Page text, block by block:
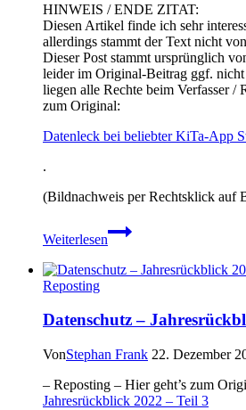
HINWEIS / ENDE ZITAT:
Diesen Artikel finde ich sehr
allerdings stammt der Text nicht
Dieser Post stammt ursprünglich
leider im Original-Beitrag ggf.
liegen alle Rechte beim Verfasser /
zum Original:
Datenleck bei beliebter KiTa-App
.
(Bildnachweis per Rechtsklick auf
Weiterlesen
Datenleck
bei
KiTa-
Informed
Reposting
Datenschutz –
VonStephan Frank 22. Dezember
– Reposting – Hier geht’s zum
Jahresrückblick 2022 – Teil 3